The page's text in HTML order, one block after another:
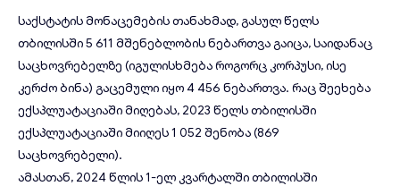
საქსტატის მონაცემების თანახმად, გასულ წელს
თბილისში 5 611 მშენებლობის ნებართვა გაიცა, საიდანაც
საცხოვრებელზე (იგულისხმება როგორც კორპუსი, ისე
კერძო ბინა) გაცემული იყო 4 456 ნებართვა. რაც შეეხება
ექსპლუატაციაში მიღებას, 2023 წელს თბილისში
ექსპლუატაციაში მიიღეს 1 052 შენობა (869
საცხოვრებელი).
ამასთან, 2024 წლის 1-ელ კვარტალში თბილისში